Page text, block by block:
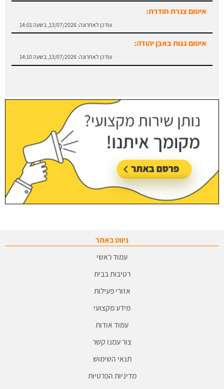
איטום צנרת חודרת:
עודכן לאחרונה: 13/07/2026, בשעה 14:01
איטום גגות באבן יהודה:
עודכן לאחרונה: 13/07/2026, בשעה 14:10
ניווט באתר
עמוד ראשי
רטיבות בבית
אזורי פעילות
מידע מקצועי
עמוד אודות
צור עמנו קשר
תנאי השימוש
מדיניות הפרטיות